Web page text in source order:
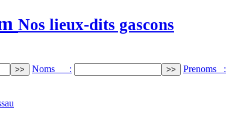
Nos lieux-dits gascons
Noms : Prenoms :